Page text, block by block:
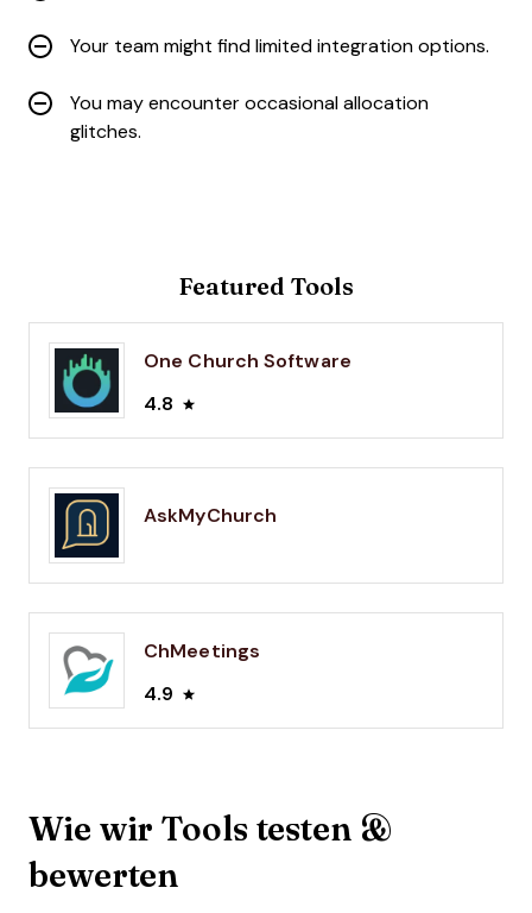
Your team might find limited integration options.
You may encounter occasional allocation
glitches.
Featured Tools
One Church Software
4.8
AskMyChurch
ChMeetings
4.9
Wie wir Tools testen &
bewerten